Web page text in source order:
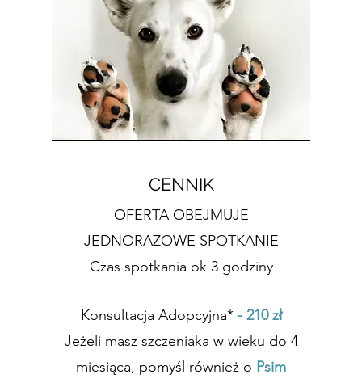
CENNIK
OFERTA OBEJMUJE
JEDNORAZOWE SPOTKANIE
Czas spotkania ok 3 godziny
Konsultacja Adopcyjna*- 210 zł
Jeżeli masz szczeniaka w wieku do 4
miesiąca, pomyśl również o Psim